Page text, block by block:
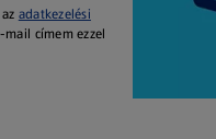
adatkezelési
címem ezzel